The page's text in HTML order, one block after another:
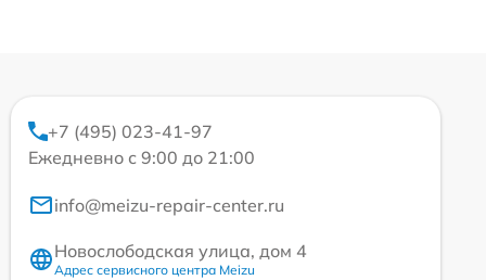
+7 (495) 023-41-97
Ежедневно с 9:00 до 21:00
info@meizu-repair-center.ru
Новослободская улица, дом 4
Адрес сервисного центра Meizu